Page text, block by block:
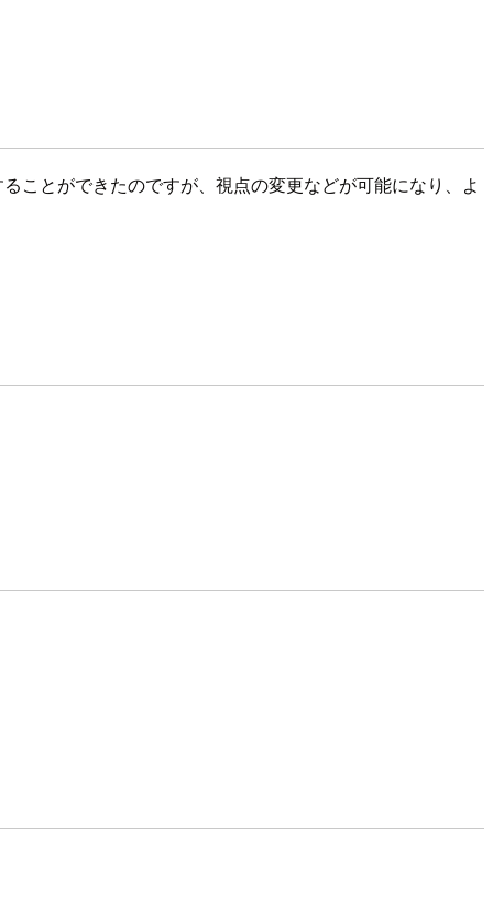
ことができたのですが、視点の変更などが可能になり、よ